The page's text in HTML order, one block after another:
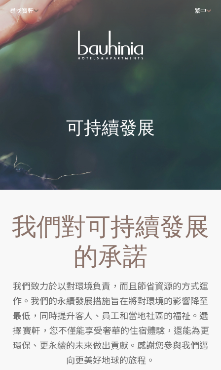
尋找寶軒 繁中
可持續發展
我們對可持續發展
的承諾
我們致力於以對環境負責，而且節省資源的方式運
作。我們的永續發展措施旨在將對環境的影響降至
最低，同時提升客人、員工和當地社區的福祉。選
擇 寶軒，您不僅能享受奢華的住宿體驗，還能為更
環保、更永續的未來做出貢獻。感謝您參與我們邁
向更美好地球的旅程。